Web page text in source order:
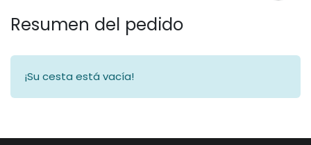
Resumen del pedido
¡Su cesta está vacía!